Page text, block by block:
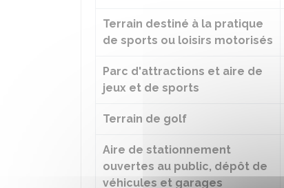
Terrain destiné à la pratique
de sports ou loisirs motorisés
Parc d'attractions et aire de
jeux et de sports
Terrain de golf
Aire de stationnement
ouvertes au public, dépôt de
véhicules et garages